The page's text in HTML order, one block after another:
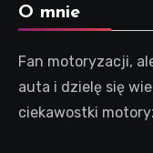
O mnie
Fan motoryzacji,
auta i dzielę się
ciekawostki